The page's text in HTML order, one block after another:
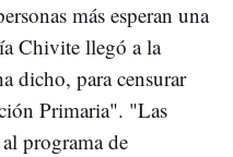
más esperan una
Chivite llegó a la
dicho, para censurar
Primaria". "Las
programa de